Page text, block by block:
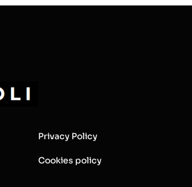
Privacy Policy
Cookies policy